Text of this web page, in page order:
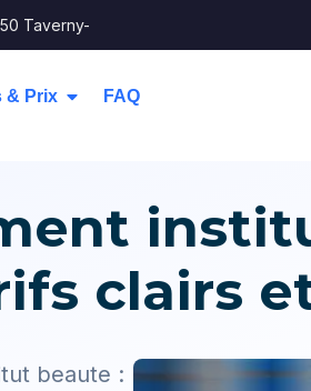
Taverny-
& Prix FAQ
clairs
beaute :